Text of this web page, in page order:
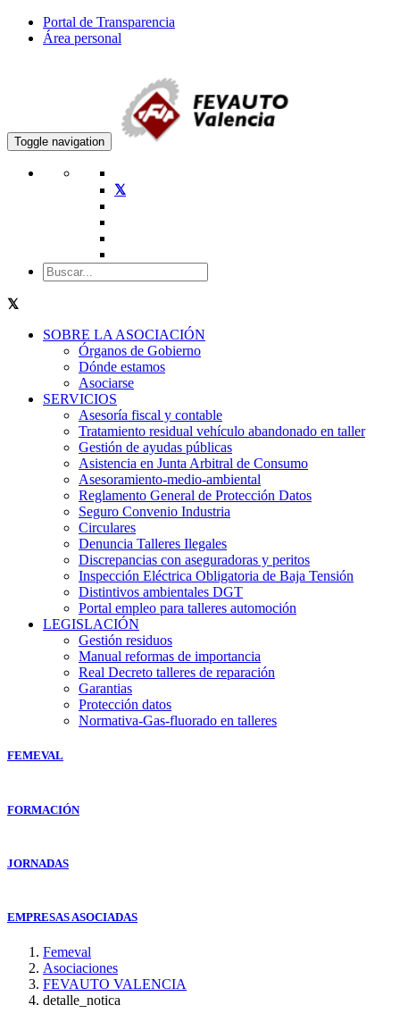
Portal de Transparencia
Área personal
Toggle navigation
SOBRE LA ASOCIACIÓN
Órganos de Gobierno
Dónde estamos
Asociarse
SERVICIOS
Asesoría fiscal y contable
Tratamiento residual vehículo abandonado en taller
Gestión de ayudas públicas
Asistencia en Junta Arbitral de Consumo
Asesoramiento-medio-ambiental
Reglamento General de Protección Datos
Seguro Convenio Industria
Circulares
Denuncia Talleres Ilegales
Discrepancias con aseguradoras y peritos
Inspección Eléctrica Obligatoria de Baja Tensión
Distintivos ambientales DGT
Portal empleo para talleres automoción
LEGISLACIÓN
Gestión residuos
Manual reformas de importancia
Real Decreto talleres de reparación
Garantias
Protección datos
Normativa-Gas-fluorado en talleres
FEMEVAL
FORMACIÓN
JORNADAS
EMPRESAS ASOCIADAS
Femeval
Asociaciones
FEVAUTO VALENCIA
detalle_notica